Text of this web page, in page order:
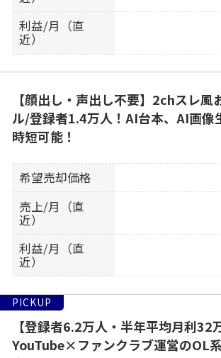
利益/月（直
近）
【顔出し・声出し不要】2chスレ風
ル/登録者1.4万人！AI台本、AI画像
時短可能！
希望売却価格
売上/月（直
近）
利益/月（直
近）
PICKUP
【登録者6.2万人・半年平均月利32
YouTube×ファンクラブ運営のOL